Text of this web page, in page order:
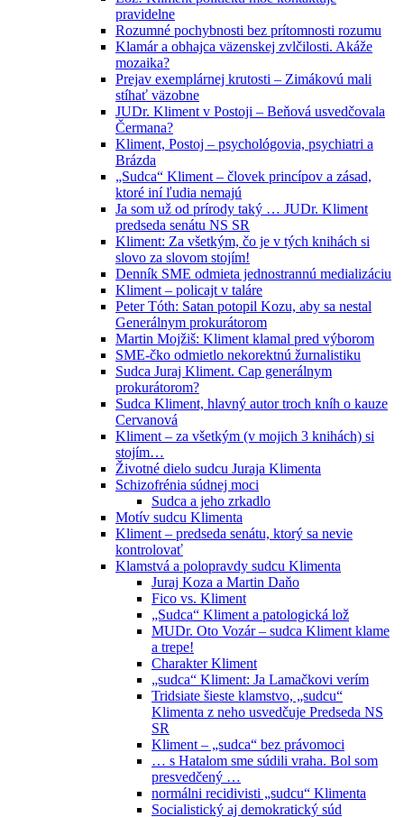
pravidelne
Rozumné pochybnosti bez prítomnosti rozumu
Klamár a obhajca väzenskej zvlčilosti. Akáže
mozaika?
Prejav exemplárnej krutosti – Zimákovú mali
stíhať väzobne
JUDr. Kliment v Postoji – Beňová usvedčovala
Čermana?
Kliment, Postoj – psychológovia, psychiatri a
Brázda
„Sudca“ Kliment – človek princípov a zásad,
ktoré iní ľudia nemajú
Ja som už od prírody taký … JUDr. Kliment
predseda senátu NS SR
Kliment: Za všetkým, čo je v tých knihách si
slovo za slovom stojím!
Denník SME odmieta jednostrannú medializáciu
Kliment – policajt v taláre
Peter Tóth: Satan potopil Kozu, aby sa nestal
Generálnym prokurátorom
Martin Mojžiš: Kliment klamal pred výborom
SME-čko odmietlo nekorektnú žurnalistiku
Sudca Juraj Kliment. Cap generálnym
prokurátorom?
Sudca Kliment, hlavný autor troch kníh o kauze
Cervanová
Kliment – za všetkým (v mojich 3 knihách) si
stojím…
Životné dielo sudcu Juraja Klimenta
Schizofrénia súdnej moci
Sudca a jeho zrkadlo
Motív sudcu Klimenta
Kliment – predseda senátu, ktorý sa nevie
kontrolovať
Klamstvá a polopravdy sudcu Klimenta
Juraj Koza a Martin Daňo
Fico vs. Kliment
„Sudca“ Kliment a patologická lož
MUDr. Oto Vozár – sudca Kliment klame
a trepe!
Charakter Kliment
„sudca“ Kliment: Ja Lamačkovi verím
Tridsiate šieste klamstvo, „sudcu“
Klimenta z neho usvedčuje Predseda NS
SR
Kliment – „sudca“ bez právomoci
… s Hatalom sme súdili vraha. Bol som
presvedčený …
normálni recidivisti „sudcu“ Klimenta
Socialistický aj demokratický súd